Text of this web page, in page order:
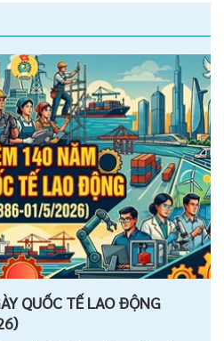
QUỐC TẾ LAO ĐỘNG